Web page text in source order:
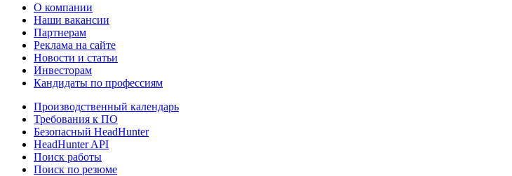
О компании
Наши вакансии
Партнерам
Реклама на сайте
Новости и статьи
Инвесторам
Кандидаты по профессиям
Производственный календарь
Требования к ПО
Безопасный HeadHunter
HeadHunter API
Поиск работы
Поиск по резюме